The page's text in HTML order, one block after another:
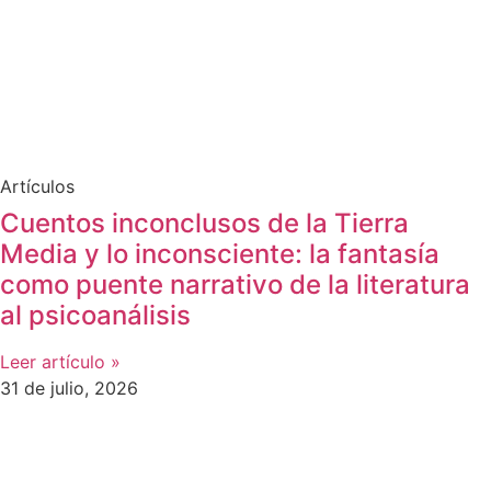
Artículos
Cuentos inconclusos de la Tierra
Media y lo inconsciente: la fantasía
como puente narrativo de la literatura
al psicoanálisis
Leer artículo »
31 de julio, 2026